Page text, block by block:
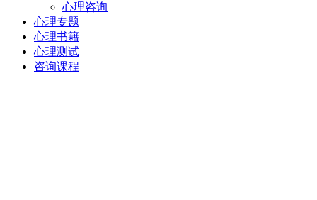
心理咨询
心理专题
心理书籍
心理测试
咨询课程